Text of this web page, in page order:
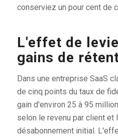
conserviez un pour cent de
L'effet de
gains de
Dans une entreprise SaaS
de cinq points du taux de
gain d'environ 25 à 95
selon le revenu par client et
désabonnement initial.